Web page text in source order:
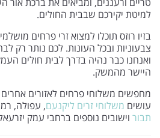
למיטת יקירכם שבבית החולים.
בזיו רוזס תוכלו למצוא זרי פרחים
צבעוניות ובכל העונות. לכם נותר רק
ואנחנו כבר נהיה בדרך לבית חולים
היישר מהמשק.
מחפשים משלוחי פרחים לאזורים
עושים משלוחי זרים ליקנעם, עפולה,
תבור וישובים נוספים ברחבי עמק